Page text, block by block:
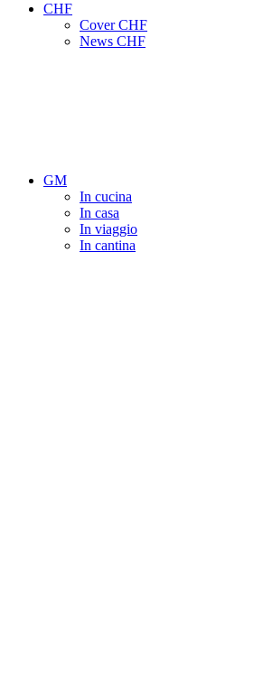
CHF
Cover CHF
News CHF
GM
In cucina
In casa
In viaggio
In cantina